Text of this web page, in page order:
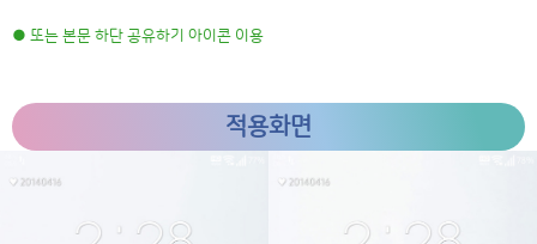
● 또는 본문 하단 공유하기 아이콘 이용
적용화면